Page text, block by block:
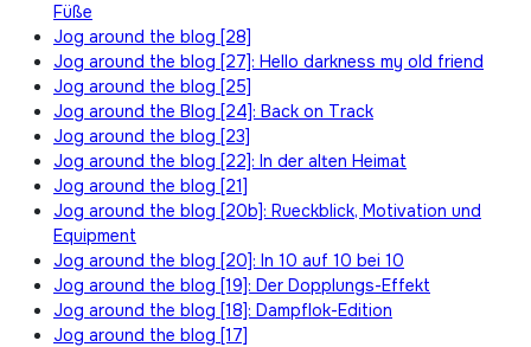
Füße
Jog around the blog [28]
Jog around the blog [27]: Hello darkness my old friend
Jog around the blog [25]
Jog around the Blog [24]: Back on Track
Jog around the blog [23]
Jog around the blog [22]: In der alten Heimat
Jog around the blog [21]
Jog around the blog [20b]: Rueckblick, Motivation und
Equipment
Jog around the blog [20]: In 10 auf 10 bei 10
Jog around the blog [19]: Der Dopplungs-Effekt
Jog around the blog [18]: Dampflok-Edition
Jog around the blog [17]